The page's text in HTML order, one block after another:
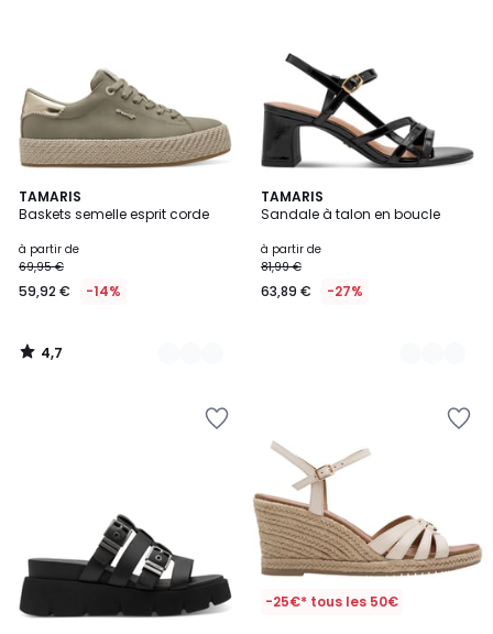
TAMARIS
Baskets semelle esprit corde
à partir de
69,95 €
59,92 € -14%
4,7
/ 5
4
Couleurs
4,7
/
TAMARIS
Sandale à talon en boucle
à partir de
81,99 €
63,89 € -27%
2
Couleurs
-25€* tous les 50€